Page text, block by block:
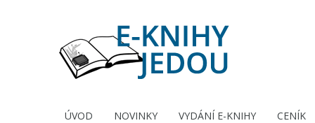
ÚVOD NOVINKY VYDÁNÍ E-KNIHY CENÍK